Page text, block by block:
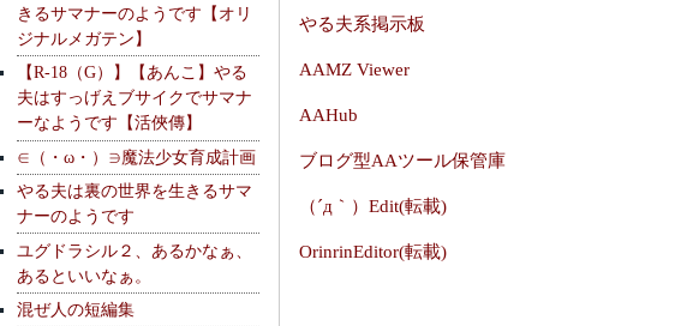
きるサマナーのようです【オリ
ジナルメガテン】
【R-18（G）】【あんこ】やる
夫はすっげえブサイクでサマナ
ーなようです【活俠傳】
∈（・ω・）∋魔法少女育成計画
やる夫は裏の世界を生きるサマ
ナーのようです
ユグドラシル２、あるかなぁ、
あるといいなぁ。
混ぜ人の短編集
やる夫系掲示板
AAMZ Viewer
AAHub
ブログ型AAツール保管庫
（´д｀）Edit(転載)
OrinrinEditor(転載)